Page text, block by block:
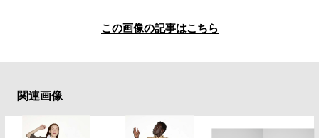
この画像の記事はこちら
関連画像